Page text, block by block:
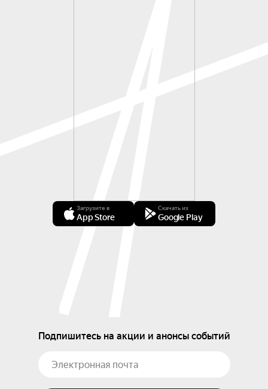
Загрузите в
App Store
Скачать из
Google Play
Подпишитесь на акции и анонсы событий